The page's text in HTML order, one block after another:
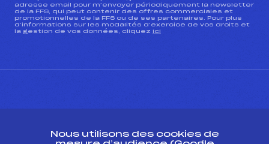
adresse email pour m’envoyer périodiquement la newsletter
de la FFS, qui peut contenir des offres commerciales et
promotionnelles de la FFS ou de ses partenaires. Pour plus
d’informations sur les modalités d’exercice de vos droits et
la gestion de vos données, cliquez ici
Nous utilisons des cookies de